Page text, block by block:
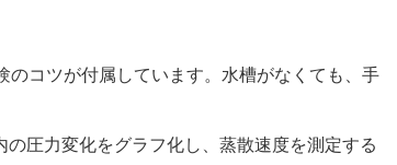
コツが付属しています。水槽がなくても、手
圧力変化をグラフ化し、蒸散速度を測定する